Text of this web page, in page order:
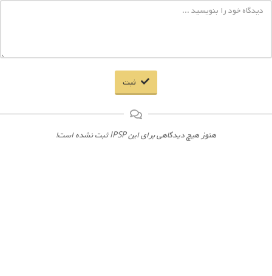
ثبت
هنوز هیچ دیدگاهی برای این IPSP ثبت نشده است!